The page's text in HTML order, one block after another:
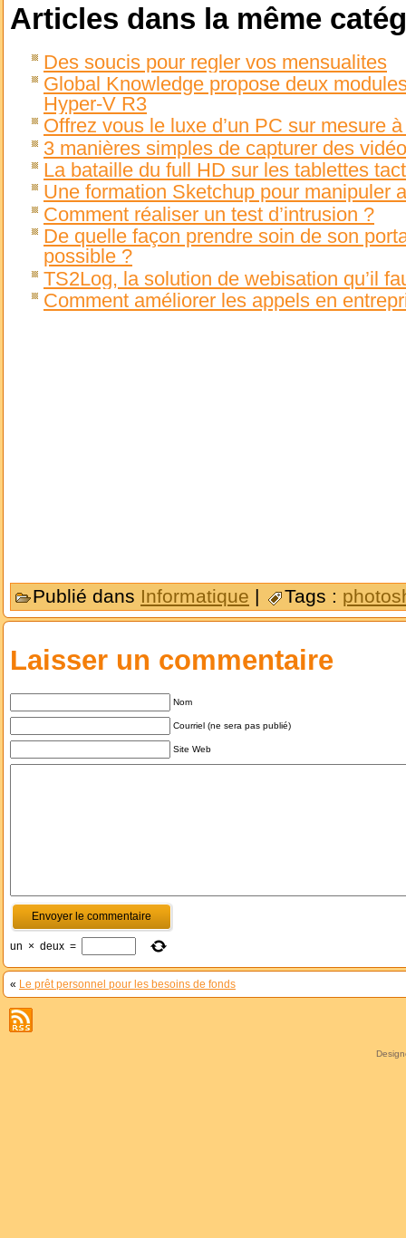
Articles dans la même
Des soucis pour regler vos mensualites
Global Knowledge propose deux
Hyper-V R3
Offrez vous le luxe d’un PC sur mesure
3 manières simples de capturer des
La bataille du full HD sur les tablettes
Une formation Sketchup pour manipuler
Comment réaliser un test d’intrusion ?
De quelle façon prendre soin de son
possible ?
TS2Log, la solution de webisation qu’il
Comment améliorer les appels en
Publié dans Informatique | Tags :
Laisser un commentaire
Nom
Courriel (ne sera pas publié)
Site Web
un × deux =
« Le prêt personnel pour les besoins de fonds